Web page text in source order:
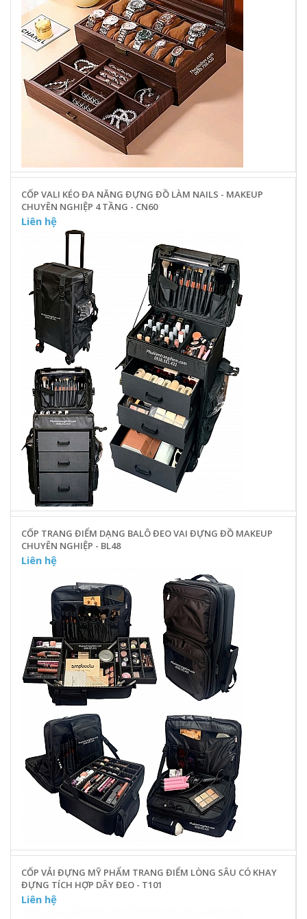
CỐP VALI KÉO ĐA NĂNG ĐỰNG ĐỒ LÀM NAILS - MAKEUP
CHUYÊN NGHIỆP 4 TẦNG - CN60
Liên hệ
CỐP TRANG ĐIỂM DẠNG BALÔ ĐEO VAI ĐỰNG ĐỒ MAKEUP
CHUYÊN NGHIỆP - BL48
Liên hệ
CỐP VẢI ĐỰNG MỸ PHẨM TRANG ĐIỂM LÒNG SÂU CÓ KHAY
ĐỰNG TÍCH HỢP DÂY ĐEO - T101
Liên hệ